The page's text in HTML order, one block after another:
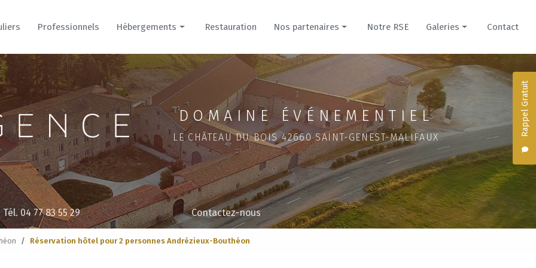
Rappel Gratuit
Professionnels Hébergements
Hôtel
Cour
Parc
Restauration Nos partenaires
Prestataires
Hébergements
Notre RSE Galeries
Nos créations culinaires
Hébergements du Domaine
Domaine de la Cour pour mariage
Évènement professionnel
Domaine du Parc pour mariage
Séminaire dans un château
Contact
DOMAINE ÉVÉNEMENTIEL
LE CHÂTEAU DU BOIS 42660 SAINT-GENEST-MALIFAUX
Tél. 04 77 83 55 29 Contactez-nous
Réservation hôtel pour 2 personnes Andrézieux-Bouthéon